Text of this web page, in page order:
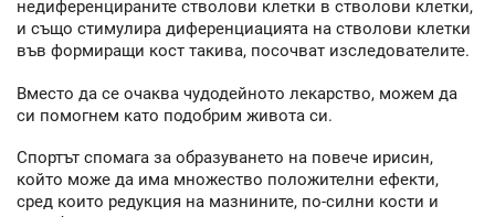
недиференцираните стволови клетки в стволови клетки,
и също стимулира диференциацията на стволови клетки
във формиращи кост такива, посочват изследователите.
Вместо да се очаква чудодейното лекарство, можем да
си помогнем като подобрим живота си.
Спортът спомага за образуването на повече ирисин,
който може да има множество положителни ефекти,
сред които редукция на мазнините, по-силни кости и